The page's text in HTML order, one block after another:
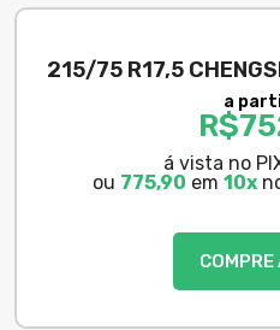
215/75 R17,5
a
R$
á vista no
ou 775,90 em 10x
COMPRE